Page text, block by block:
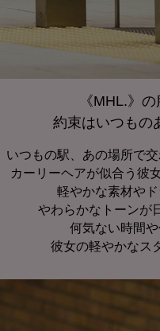
《MHL.》
約束はいつもの
いつもの駅、あの場所で
カーリーヘアが似合う彼
軽やかな素材やド
やわらかなトーンが
何気ない時間や
彼女の軽やかなス